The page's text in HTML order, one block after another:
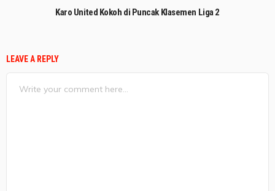
Karo United Kokoh di Puncak Klasemen Liga 2
LEAVE A REPLY